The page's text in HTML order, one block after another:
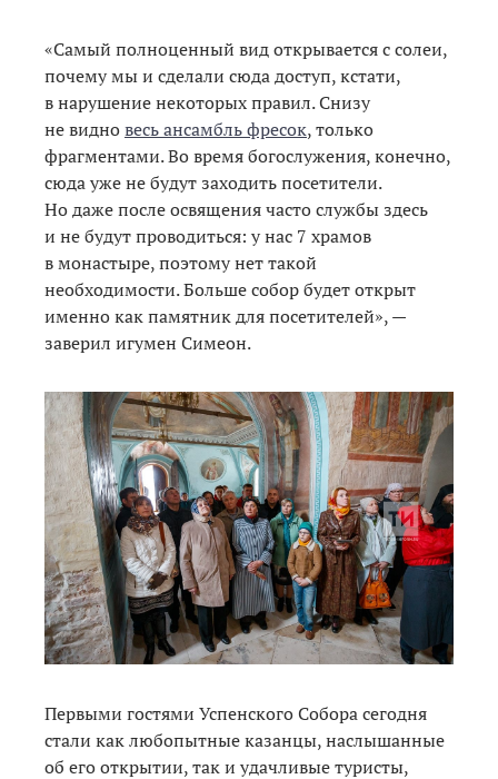
«Самый полноценный вид открывается с солеи,
почему мы и сделали сюда доступ, кстати,
в нарушение некоторых правил. Снизу
не видновесь ансамбль фресок, только
фрагментами. Во время богослужения, конечно,
сюда уже не будут заходить посетители.
Но даже после освящения часто службы здесь
и не будут проводиться: у нас 7 храмов
в монастыре, поэтому нет такой
необходимости. Больше собор будет открыт
именно как памятник для посетителей», —
заверил игумен Симеон.
Первыми гостями Успенского Собора сегодня
стали как любопытные казанцы, наслышанные
об его открытии, так и удачливые туристы,